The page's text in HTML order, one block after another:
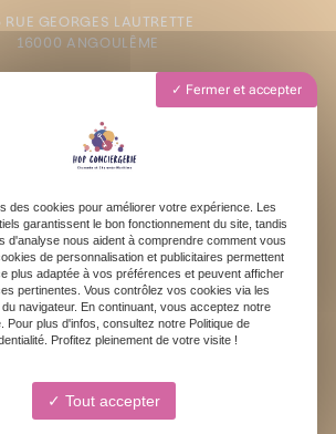
GEORGES LAUTRETTE
16000 ANGOULÊME
- Vendredi : 9h - 19h
06 64 17 34 06
Fermer et accepter
des cookies pour améliorer votre expérience. Les
garantissent le bon fonctionnement du site, tandis
d'analyse nous aident à comprendre comment vous
de personnalisation et publicitaires permettent
plus adaptée à vos préférences et peuvent afficher
pertinentes. Vous contrôlez vos cookies via les
navigateur. En continuant, vous acceptez notre
Pour plus d'infos, consultez notre Politique de
Profitez pleinement de votre visite !
Tout accepter